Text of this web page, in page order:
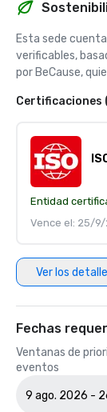
Esta sede
verificables,
por BeCause,
Certificaciones
Entidad
Vence el: 25/
Ver los
Fechas
Ventanas de
eventos
9 ago. 2026 -